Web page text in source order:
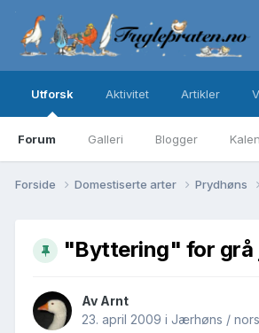
Utforsk
Forum Galleri Blogger
Aktivitet Artikler
Forside Domestiserte arter Prydhøns
"Byttering" for
Av Arnt
23. april 2009 i Jærhøns /